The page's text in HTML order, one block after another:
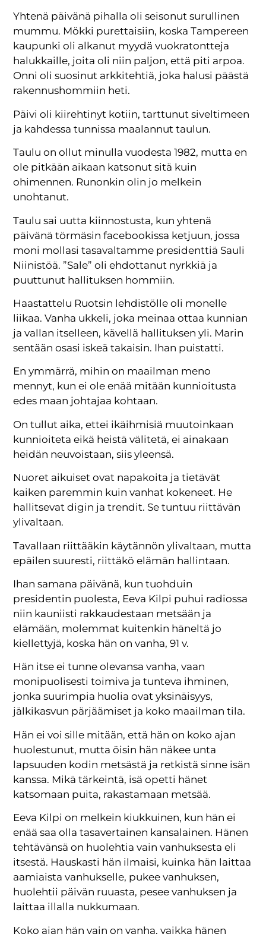
Yhtenä päivänä pihalla oli seisonut surullinen
mummu. Mökki purettaisiin, koska Tampereen
kaupunki oli alkanut myydä vuokratontteja
halukkaille, joita oli niin paljon, että piti arpoa.
Onni oli suosinut arkkitehtiä, joka halusi päästä
rakennushommiin heti.
Päivi oli kiirehtinyt kotiin, tarttunut siveltimeen
ja kahdessa tunnissa maalannut taulun.
Taulu on ollut minulla vuodesta 1982, mutta en
ole pitkään aikaan katsonut sitä kuin
ohimennen. Runonkin olin jo melkein
unohtanut.
Taulu sai uutta kiinnostusta, kun yhtenä
päivänä törmäsin facebookissa ketjuun, jossa
moni mollasi tasavaltamme presidenttiä Sauli
Niinistöä. ”Sale” oli ehdottanut nyrkkiä ja
puuttunut hallituksen hommiin.
Haastattelu Ruotsin lehdistölle oli monelle
liikaa. Vanha ukkeli, joka meinaa ottaa kunnian
ja vallan itselleen, kävellä hallituksen yli. Marin
sentään osasi iskeä takaisin. Ihan puistatti.
En ymmärrä, mihin on maailman meno
mennyt, kun ei ole enää mitään kunnioitusta
edes maan johtajaa kohtaan.
On tullut aika, ettei ikäihmisiä muutoinkaan
kunnioiteta eikä heistä välitetä, ei ainakaan
heidän neuvoistaan, siis yleensä.
Nuoret aikuiset ovat napakoita ja tietävät
kaiken paremmin kuin vanhat kokeneet. He
hallitsevat digin ja trendit. Se tuntuu riittävän
ylivaltaan.
Tavallaan riittääkin käytännön ylivaltaan, mutta
epäilen suuresti, riittäkö elämän hallintaan.
Ihan samana päivänä, kun tuohduin
presidentin puolesta, Eeva Kilpi puhui radiossa
niin kauniisti rakkaudestaan metsään ja
elämään, molemmat kuitenkin häneltä jo
kiellettyjä, koska hän on vanha, 91 v.
Hän itse ei tunne olevansa vanha, vaan
monipuolisesti toimiva ja tunteva ihminen,
jonka suurimpia huolia ovat yksinäisyys,
jälkikasvun pärjäämiset ja koko maailman tila.
Hän ei voi sille mitään, että hän on koko ajan
huolestunut, mutta öisin hän näkee unta
lapsuuden kodin metsästä ja retkistä sinne isän
kanssa. Mikä tärkeintä, isä opetti hänet
katsomaan puita, rakastamaan metsää.
Eeva Kilpi on melkein kiukkuinen, kun hän ei
enää saa olla tasavertainen kansalainen. Hänen
tehtävänsä on huolehtia vain vanhuksesta eli
itsestä. Hauskasti hän ilmaisi, kuinka hän laittaa
aamiaista vanhukselle, pukee vanhuksen,
huolehtii päivän ruuasta, pesee vanhuksen ja
laittaa illalla nukkumaan.
Koko ajan hän vain on vanha, vaikka hänen